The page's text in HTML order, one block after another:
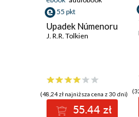
KSIĘGA SIÓDMA
55 pkt
Upadek Númenoru
J. R.R. Tolkien
(48,24 zł najniższa cena z 30 dni)
55.44 zł